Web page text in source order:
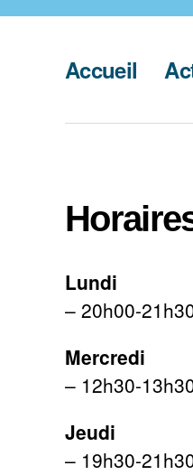
Accueil
Lundi
– 20h00-
Mercredi
– 12h30-
Jeudi
– 19h30-